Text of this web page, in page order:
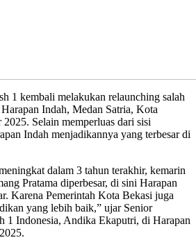
1 kembali melakukan relaunching salah
Indah, Medan Satria, Kota
Selain memperluas dari sisi
Indah menjadikannya yang terbesar di
dalam 3 tahun terakhir, kemarin
Pratama diperbesar, di sini Harapan
Karena Pemerintah Kota Bekasi juga
yang lebih baik,” ujar Senior
1 Indonesia, Andika Ekaputri, di Harapan